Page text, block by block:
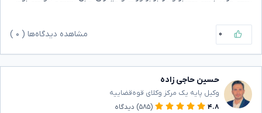
۰ مشاهده دیدگاه‌ها ( ۰
حسین حاجی زاده
وکیل پایه یک مرکز وکلای قوه‌قضاییه
۴.۸
(۵۸۵) دیدگاه